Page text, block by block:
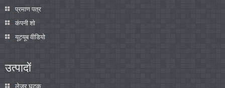
प्रमाण पत्र
कंपनी शो
यूट्यूब वीडियो
उत्पादों
लेजर घटक